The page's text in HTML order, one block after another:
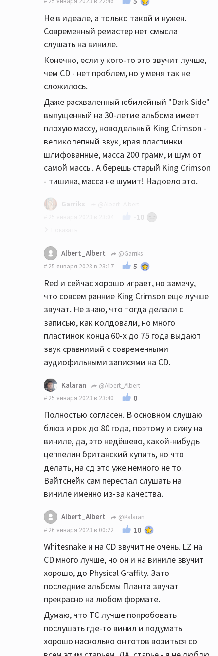
Лучше все деньги, все по максимуму вложить в
хороший CD
Не в идеале, а только такой и нужен.
Современный ремастер нет смысла
слушать на виниле.
Конечно, если у кого-то это звучит лучше,
чем CD - нет проблем, но у меня так не
сложилось.
Даже расхваленный юбилейный "Dark Side"
выпущенный на 30-летие альбома имеет
плохую массу, новодельный King Crimson -
великолепный звук, края пластинки
шлифованные, масса 200 грамм, и шум от
самой массы. А берешь старый King Crimson
- тишина, масса не шумит! Надоело это.
Garriks
-10
Потому я к винилу и не возвращался ни
разу с тех пор как расстался с ним в 91-м
после очень долгой и незабываемой
дружбы.
Эх! Как же играл Red, который попал ко
мне в 79-м буквально за неделю до ухода в
армию))
Albert_Albert
@Garriks
25 января 2023 в 23:17
5
Red и сейчас хорошо играет, но замечу,
что совсем ранние King Crimson еще лучше
звучат. Не знаю, что тогда делали с
записью, как колдовали, но много
пластинок конца 60-х до 75 года выдают
звук сравнимый с современными
аудиофильными записями на CD.
Kalaran
@Albert_Albert
25 января 2023 в 23:40
0
Полностью согласен. В основном слушаю
блюз и рок до 80 года, поэтому и сижу на
виниле, да, это недёшево, какой-нибудь
цеппелин британский купить, но что
делать, на сд это уже немного не то.
Вайтснейк сам перестал слушать на
виниле именно из-за качества.
Albert_Albert
@Kalaran
26 января 2023 в 00:22
10
Whitesnake и на CD звучит не очень. LZ на
CD много лучше, но он и на виниле звучит
хорошо, до Physical Graffity. Зато
последние альбомы Планта звучат
прекрасно на любом формате.
Думаю, что ТС лучше попробовать
послушать где-то винил и подумать
хорошо насколько он готов возиться со